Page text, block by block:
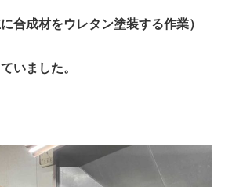
合成材をウレタン塗装する作業）
いました。